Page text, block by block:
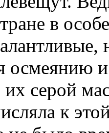
в
осмеянию
серой
к